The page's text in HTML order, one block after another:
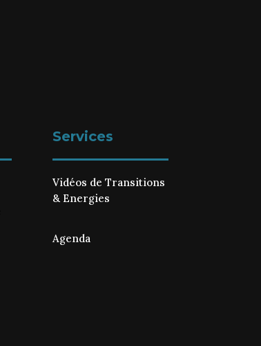
Services
Vidéos de Transitions
& Energies
Agenda